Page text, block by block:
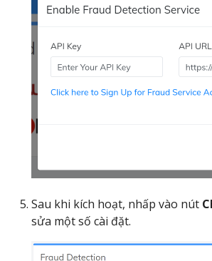
Sau khi kích hoạt, nhấp vào nút
sửa một số cài đặt.